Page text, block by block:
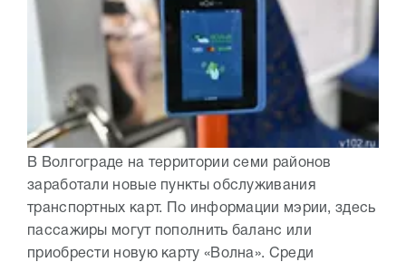
В Волгограде на территории семи районов
заработали новые пункты обслуживания
транспортных карт. По информации мэрии, здесь
пассажиры могут пополнить баланс или
приобрести новую карту «Волна». Среди